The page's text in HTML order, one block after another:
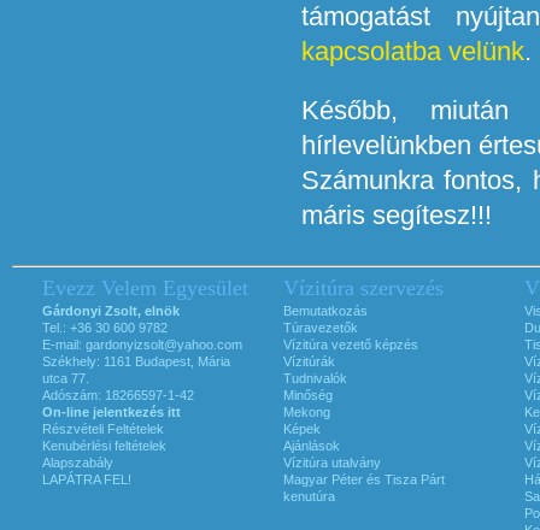
támogatást
kapcsolatba velünk.
Később, miután
hírlevelünkben
Számunkra fontos,
máris segítesz!!!
Evezz Velem Egyesület
Gárdonyi Zsolt, elnök
Tel.: +36 30 600 9782
E-mail: gardonyizsolt@yahoo.com
Székhely: 1161 Budapest, Mária
utca 77.
Adószám: 18266597-1-42
On-line jelentkezés itt
Részvételi Feltételek
Kenubérlési feltételek
Alapszabály
LAPÁTRA FEL!
Vízitúra szervezés
Bemutatkozás
Túravezetők
Vízitúra vezető képzés
Vízitúrák
Tudnivalók
Minőség
Mekong
Képek
Ajánlások
Vízitúra utalvány
Magyar Péter és Tisza Párt
kenutúra